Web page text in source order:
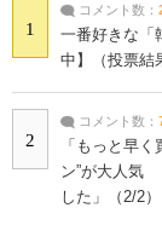
1
コメント数：
一番好きな「
中】（投票結
2
コメント数：
「もっと早
ン”が大人気
した」（2/2